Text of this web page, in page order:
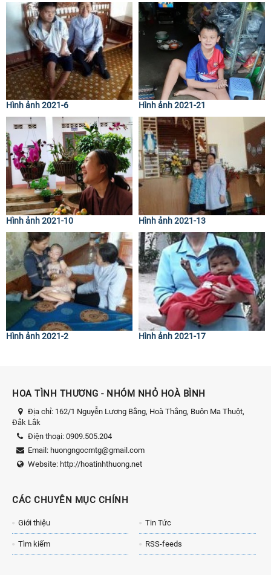
Hình ảnh 2021-6 Hình ảnh 2021-21
Hình ảnh 2021-10 Hình ảnh 2021-13
Hình ảnh 2021-2 Hình ảnh 2021-17
HOA TÌNH THƯƠNG - NHÓM NHỎ HOÀ BÌNH
Địa chỉ: 162/1 Nguyễn Lương Bằng, Hoà Thắng, Buôn Ma Thuột,
Đắk Lắk
Điện thoại: 0909.505.204
Email: huongngocmtg@gmail.com
Website: http://hoatinhthuong.net
CÁC CHUYÊN MỤC CHÍNH
Giới thiệu Tin Tức
Tìm kiếm RSS-feeds